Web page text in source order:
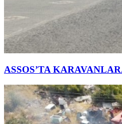
ASSOS’TA